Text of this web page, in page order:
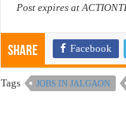
Post expires at
Share Facebook
Tags JOBS IN JALGAON